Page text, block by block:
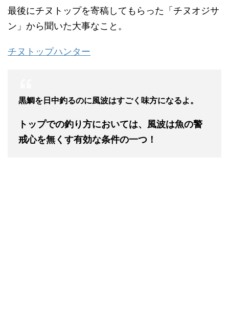
最後にチヌトップを寄稿してもらった「チヌオジサ
ン」から聞いた大事なこと。
チヌトップハンター
黒鯛を日中釣るのに風波はすごく味方になるよ。
トップでの釣り方においては、風波は魚の警
戒心を無くす有効な条件の一つ！